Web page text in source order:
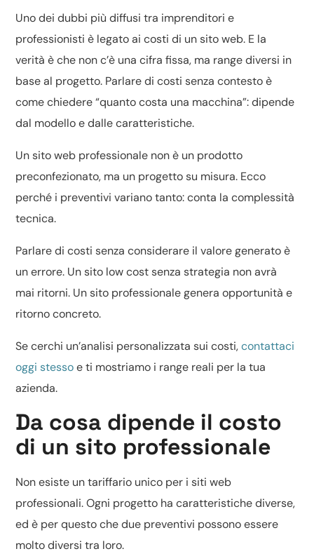
Uno dei dubbi più diffusi tra imprenditori e
professionisti è legato ai costi di un sito web. E la
verità è che non c’è una cifra fissa, ma range diversi in
base al progetto. Parlare di costi senza contesto è
come chiedere “quanto costa una macchina”: dipende
dal modello e dalle caratteristiche.
Un sito web professionale non è un prodotto
preconfezionato, ma un progetto su misura. Ecco
perché i preventivi variano tanto: conta la complessità
tecnica.
Parlare di costi senza considerare il valore generato è
un errore. Un sito low cost senza strategia non avrà
mai ritorni. Un sito professionale genera opportunità e
ritorno concreto.
Se cerchi un’analisi personalizzata sui costi,contattaci
oggi stessoe ti mostriamo i range reali per la tua
azienda.
Da cosa dipende il costo
di un sito professionale
Non esiste un tariffario unico per i siti web
professionali. Ogni progetto ha caratteristiche diverse,
ed è per questo che due preventivi possono essere
molto diversi tra loro.